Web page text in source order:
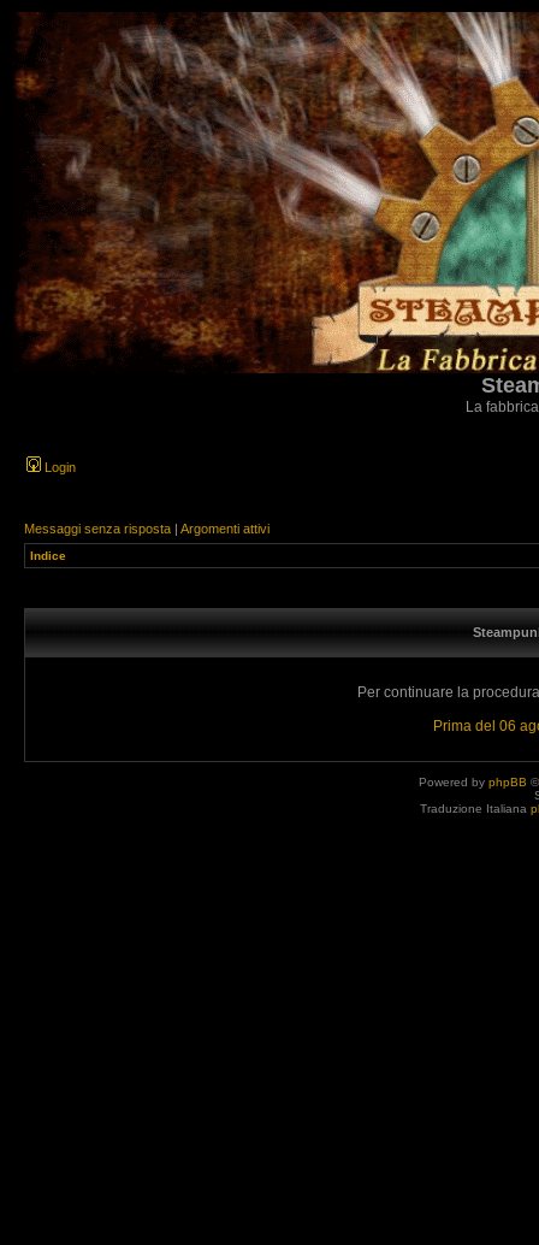
La
Login
Messaggi senza risposta | Argomenti attivi
Indice
Per continuare la
Prima del 06
Powered by phpBB
Traduzione Italiana